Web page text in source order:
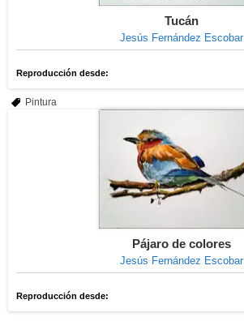
Tucán
Jesús Fernández Escobar
Reproducción desde:
Pintura
Pájaro de colores
Jesús Fernández Escobar
Reproducción desde: